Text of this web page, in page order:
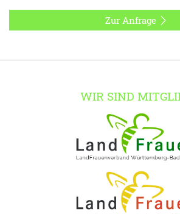
Zur Anfrage
WIR SIND